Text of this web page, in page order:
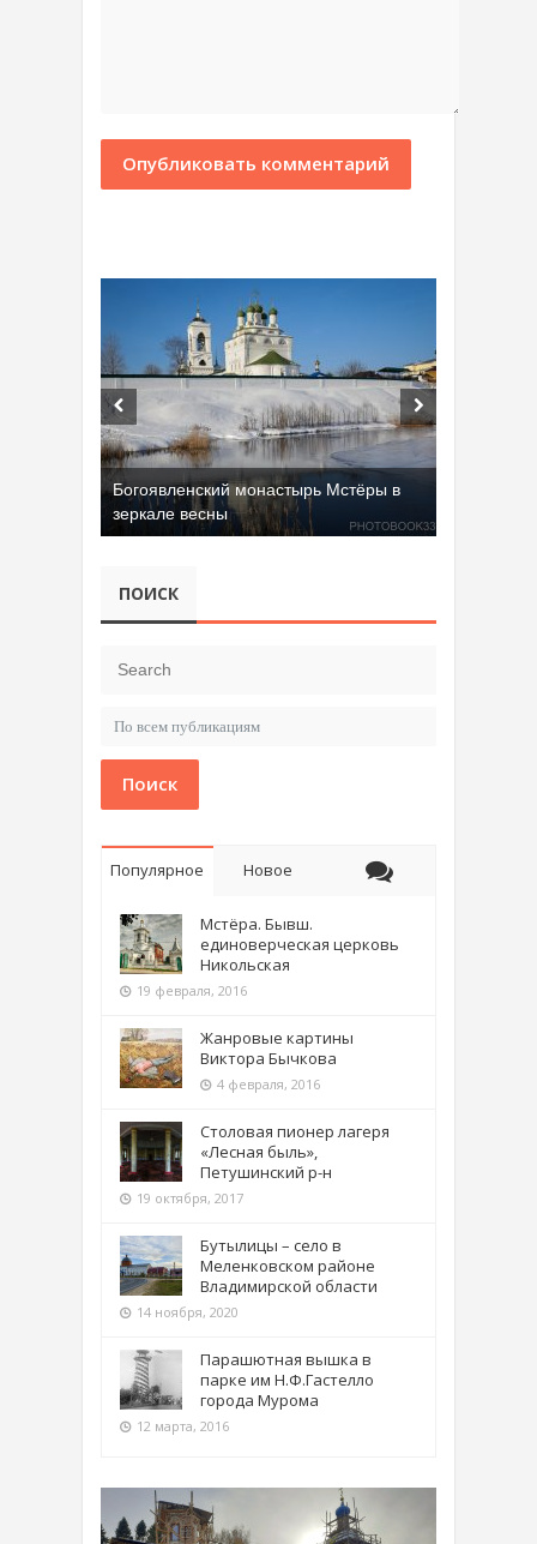
Богоявленский монастырь Мстёры в
зеркале весны
ПОИСК
Поиск
Популярное Новое
Мстёра. Бывш.
единоверческая церковь
Никольская
19 февраля, 2016
Жанровые картины
Виктора Бычкова
4 февраля, 2016
Столовая пионер лагеря
«Лесная быль»,
Петушинский р-н
19 октября, 2017
Бутылицы – село в
Меленковском районе
Владимирской области
14 ноября, 2020
Парашютная вышка в
парке им Н.Ф.Гастелло
города Мурома
12 марта, 2016